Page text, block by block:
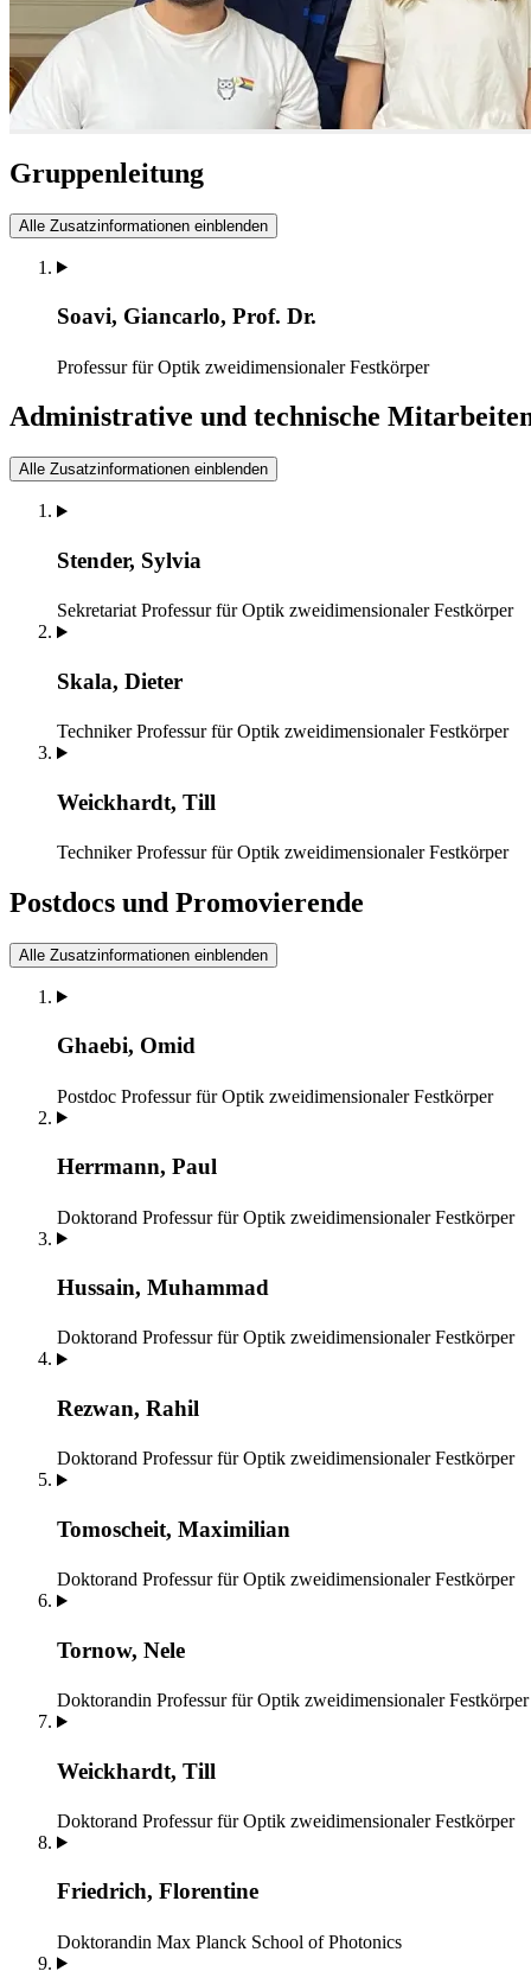
Gruppenleitung
Alle Zusatzinformationen einblenden
Soavi, Giancarlo, Prof. Dr.
Professur für Optik zweidimensionaler Festkörper
Administrative und technische
Alle Zusatzinformationen einblenden
Stender, Sylvia
Sekretariat Professur für Optik zweidimensionaler Festkörper
Skala, Dieter
Techniker Professur für Optik zweidimensionaler Festkörper
Weickhardt, Till
Techniker Professur für Optik zweidimensionaler Festkörper
Postdocs und Promovierende
Alle Zusatzinformationen einblenden
Ghaebi, Omid
Postdoc Professur für Optik zweidimensionaler Festkörper
Herrmann, Paul
Doktorand Professur für Optik zweidimensionaler Festkörper
Hussain, Muhammad
Doktorand Professur für Optik zweidimensionaler Festkörper
Rezwan, Rahil
Doktorand Professur für Optik zweidimensionaler Festkörper
Tomoscheit, Maximilian
Doktorand Professur für Optik zweidimensionaler Festkörper
Tornow, Nele
Doktorandin Professur für Optik zweidimensionaler Festkörper
Weickhardt, Till
Doktorand Professur für Optik zweidimensionaler Festkörper
Friedrich, Florentine
Doktorandin Max Planck School of Photonics